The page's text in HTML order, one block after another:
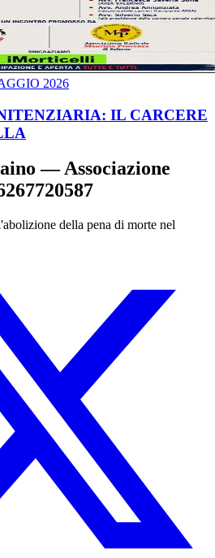
2026
IL CARCERE
— Associazione
della pena di morte nel